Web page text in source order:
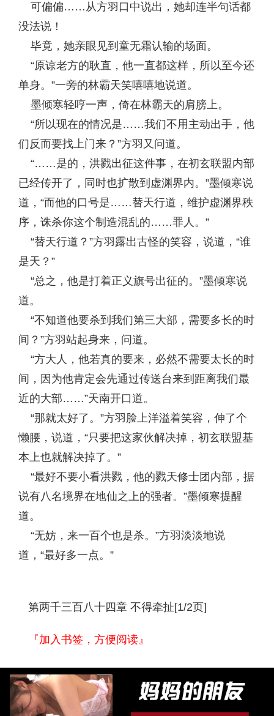
可偏偏……从方羽口中说出，她却连半句话都
没法说！
毕竟，她亲眼见到童无霜认输的场面。
“原谅老方的耿直，他一直都这样，所以至今还
单身。”一旁的林霸天笑嘻嘻地说道。
墨倾寒轻哼一声，倚在林霸天的肩膀上。
“所以现在的情况是……我们不用主动出手，他
们反而要找上门来？”方羽又问道。
“……是的，洪戮出征这件事，在初玄联盟内部
已经传开了，同时也扩散到虚渊界内。”墨倾寒说
道，“而他的口号是……替天行道，维护虚渊界秩
序，诛杀你这个制造混乱的……罪人。”
“替天行道？”方羽露出古怪的笑容，说道，“谁
是天？”
“总之，他是打着正义旗号出征的。”墨倾寒说
道。
“不知道他要杀到我们第三大部，需要多长的时
间？”方羽站起身来，问道。
“方大人，他若真的要来，必然不需要太长的时
间，因为他肯定会先通过传送台来到距离我们最
近的大部……”天南开口道。
“那就太好了。”方羽脸上洋溢着笑容，伸了个
懒腰，说道，“只要把这家伙解决掉，初玄联盟基
本上也就解决掉了。”
“最好不要小看洪戮，他的戮天修士团内部，据
说有八名境界在地仙之上的强者。”墨倾寒提醒
道。
“无妨，来一百个也是杀。”方羽淡淡地说
道，“最好多一点。”
第两千三百八十四章 不得牵扯[1/2页]
『加入书签，方便阅读』